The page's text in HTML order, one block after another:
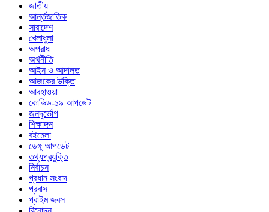
জাতীয়
আর্ন্তজাতিক
সারাদেশ
খেলাধুলা
অপরাধ
অর্থনীতি
আইন ও আদালত
আজকের উক্তি
আবহাওয়া
কোভিড-১৯ আপডেট
জনদূর্ভোগ
শিক্ষাঙ্গন
বইমেলা
ডেঙ্গু আপডেট
তথ্যপ্রযুক্তি
নির্বাচন
প্রধান সংবাদ
প্রবাস
প্রাইম জবস